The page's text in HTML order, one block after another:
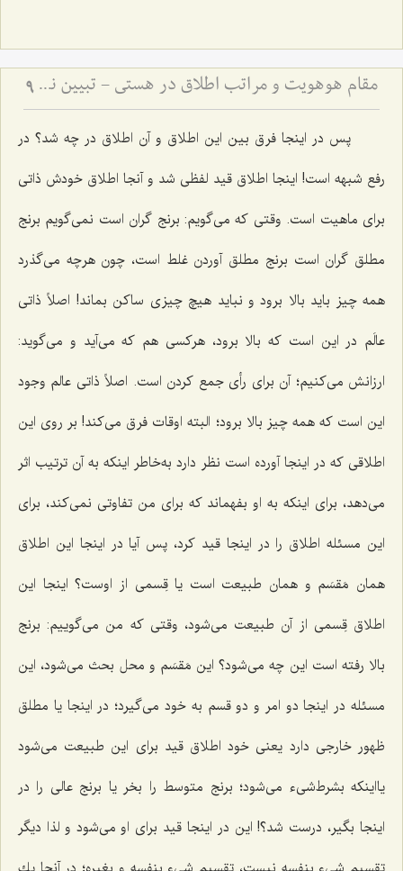
مقام هوهویت و مراتب اطلاق در هستی - تبیین نسبت میان مقام احدیت، واحدیت و ظهورات مادی 9
پس در اینجا فرق بین این اطلاق و آن اطلاق در چه شد؟ در
رفع شبهه است! اینجا اطلاق قید لفظى شد و آنجا اطلاق خودش ذاتى
براى ماهیت است. وقتى كه مى‌گویم: برنج گران است نمى‌گویم برنج
مطلق گران است برنج مطلق آوردن غلط است، چون هرچه مى‌گذرد
همه چیز باید بالا برود و نباید هیچ چیزی ساكن بماند! اصلاً ذاتى
عالَم در این است كه بالا برود، هركسى هم كه مى‌آید و مى‌گوید:
ارزانش مى‌كنیم؛ آن براى رأى جمع كردن است. اصلاً ذاتى عالم وجود
این است كه همه چیز بالا برود؛ البته اوقات فرق مى‌كند! بر روی این
اطلاقى كه در اینجا آورده است نظر دارد به‌خاطر اینكه به آن ترتیب اثر
مى‌دهد، براى اینكه به او بفهماند كه براى من تفاوتى نمى‌كند، براى
این مسئله اطلاق را در اینجا قید كرد، پس آیا در اینجا این اطلاق
همان مَقسَم و همان طبیعت است یا قِسمى از اوست؟ اینجا این
اطلاق قِسمی از آن طبیعت مى‌شود، وقتى كه من مى‌گوییم: برنج
بالا رفته است این چه مى‌شود؟ این مَقسَم و محل بحث مى‌شود، این
مسئله در اینجا دو امر و دو قسم به خود مى‌گیرد؛ در اینجا یا مطلق
ظهور خارجى دارد یعنى خود اطلاق قید براى این طبیعت مى‌شود
یااینكه بشرط‌شی‌ء مى‌شود؛ برنج متوسط را بخر یا برنج عالى را در
اینجا بگیر، درست شد؟! این در اینجا قید براى او مى‌شود و لذا دیگر